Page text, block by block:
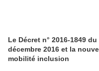
Le Décret n° 2016-1849 du
décembre 2016 et la
mobilité inclusion